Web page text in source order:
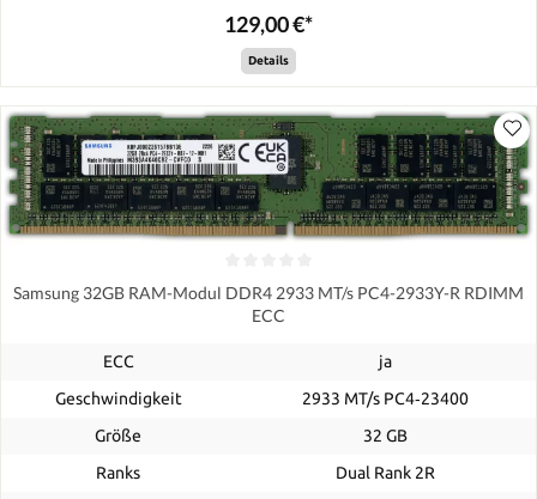
129,00 €*
Details
Samsung 32GB RAM-Modul DDR4 2933 MT/s PC4-2933Y-R RDIMM
ECC
ECC
ja
Geschwindigkeit
2933 MT/s PC4‑23400
Größe
32 GB
Ranks
Dual Rank 2R